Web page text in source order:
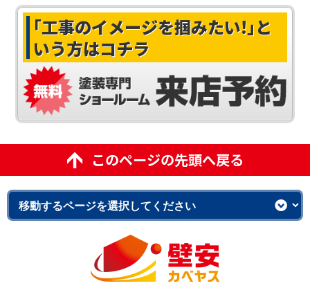
｢工事のイメージを掴みたい!｣と
いう方はコチラ
このページの先頭へ戻る